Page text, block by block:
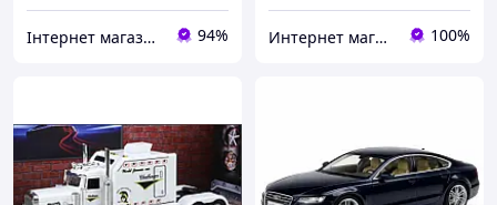
Інтернет магазин Сенс 94% Интернет магазин "JINKE" 100%